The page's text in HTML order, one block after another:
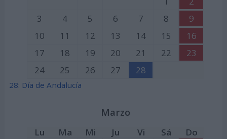
3
4 5 6 7 8
9
10
11 12 13 14 15
16
17
18 19 20 21 22
23
24
25 26 27 28
28: Día de Andalucía
Marzo
Lu Ma Mi Ju Vi Sá
Do